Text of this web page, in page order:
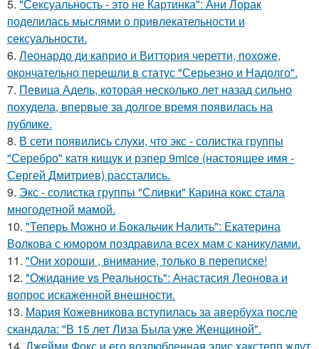
5. "Сексуальность - это не Картинка": Ани Лорак
поделилась мыслями о привлекательности и
сексуальности.
6. Леонардо ди каприо и Виттория черетти, похоже,
окончательно перешли в статус "Серьезно и Надолго".
7. Певица Адель, которая несколько лет назад сильно
похудела, впервые за долгое время появилась на
публике.
8. В сети появились слухи, что экс - солистка группы
"Серебро" катя кищук и рэпер 9mice (настоящее имя -
Сергей Дмитриев) расстались.
9. Экс - солистка группы "Сливки" Карина кокс стала
многодетной мамой.
10. "Теперь Можно и Бокальчик Налить": Екатерина
Волкова с юмором поздравила всех мам с каникулами.
11. "Они хороши , внимание, только в переписке!
12. "Ожидание vs Реальность": Анастасия Леонова и
вопрос искаженной внешности.
13. Мария Кожевникова вступилась за авербуха после
скандала: "В 15 лет Лиза Была уже Женщиной".
14. Джейми Фокс и его возлюбленная элис хакстепп ждут